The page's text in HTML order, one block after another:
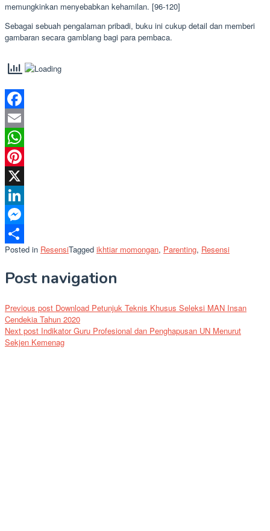
memungkinkan menyebabkan kehamilan. [96-120]
Sebagai sebuah pengalaman pribadi, buku ini cukup detail dan memberi
gambaran secara gamblang bagi para pembaca.
Facebook
Email
WhatsApp
Pinterest
X
LinkedIn
Messenger
Share
Posted in ResensiTagged ikhtiar momongan, Parenting, Resensi
Post navigation
Previous post Download Petunjuk Teknis Khusus Seleksi MAN Insan
Cendekia Tahun 2020
Next post Indikator Guru Profesional dan Penghapusan UN Menurut
Sekjen Kemenag